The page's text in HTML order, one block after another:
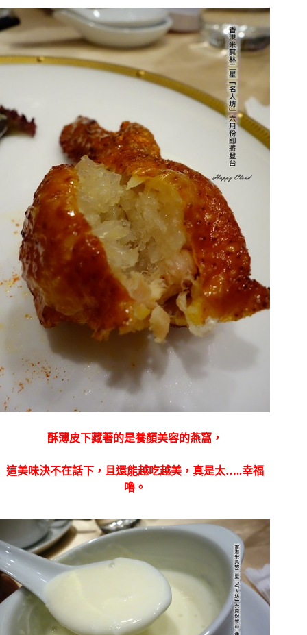
酥薄皮下藏著的是養顏美容的燕窩，
這美味決不在話下，且還能越吃越美，真是太…..幸福
嚕。